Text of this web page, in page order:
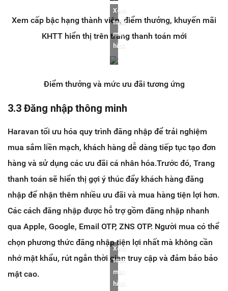
Xem cấp bậc hạng thành viên, điểm thưởng, khuyến mãi
KHTT hiển thị trên trang thanh toán mới
Xem
toàn
màn
hình
Điểm thưởng và mức ưu đãi tương ứng
3.3 Đăng nhập thông minh
Haravan tối ưu hóa quy trình đăng nhập để trải nghiệm
mua sắm liền mạch, khách hàng dễ dàng tiếp tục tạo đơn
hàng và sử dụng các ưu đãi cá nhân hóa.Trước đó, Trang
thanh toán sẽ hiển thị gợi ý thúc đẩy khách hàng đăng
nhập để nhận thêm nhiều ưu đãi và mua hàng tiện lợi hơn.
Các cách đăng nhập được hỗ trợ gồm đăng nhập nhanh
qua Apple, Google, Email OTP, ZNS OTP. Người mua có thể
chọn phương thức đăng nhập tiện lợi nhất mà không cần
nhớ mật khẩu, rút ngắn thời gian truy cập và đảm bảo bảo
mật cao.
Xem
toàn
màn
hình